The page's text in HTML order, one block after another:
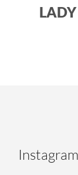
Instagram